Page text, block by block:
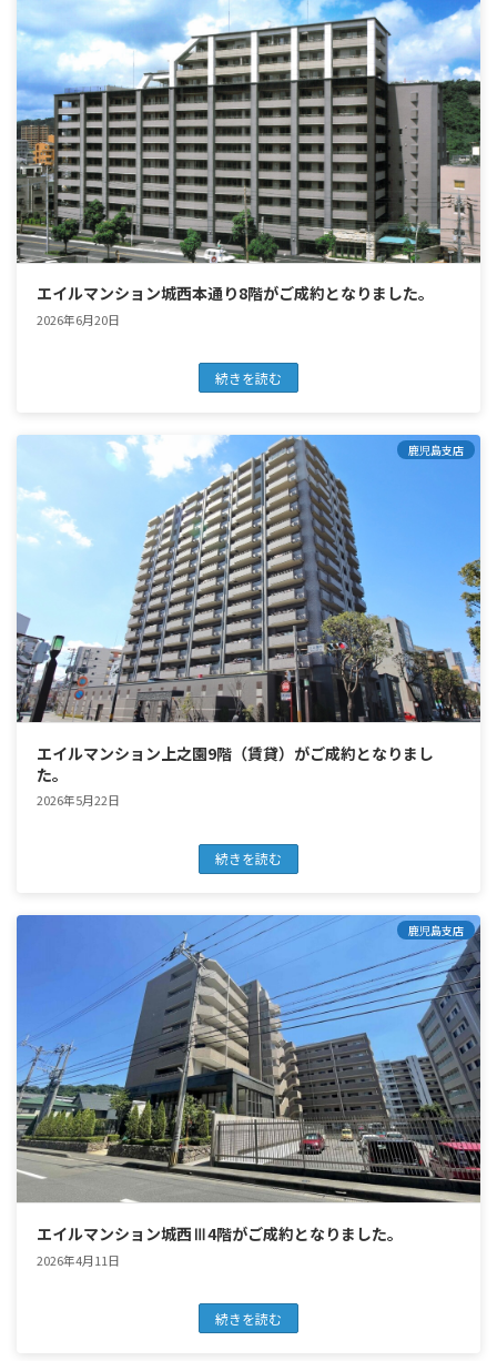
エイルマンション城西本通り8階がご成約となりました。
2026年6月20日
続きを読む
鹿児島支店
エイルマンション上之園9階（賃貸）がご成約となりまし
た。
2026年5月22日
続きを読む
鹿児島支店
エイルマンション城西Ⅲ4階がご成約となりました。
2026年4月11日
続きを読む